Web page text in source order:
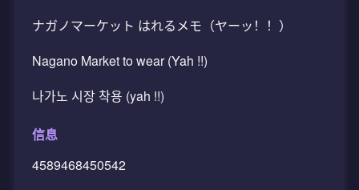
ナガノマーケット はれるメモ（ヤーッ！！）
Nagano Market to wear (Yah !!)
나가노 시장 착용 (yah !!)
信息
4589468450542